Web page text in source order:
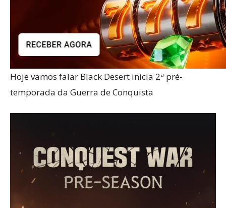
Hoje vamos falar Black Desert inicia 2ª pré-
temporada da Guerra de Conquista